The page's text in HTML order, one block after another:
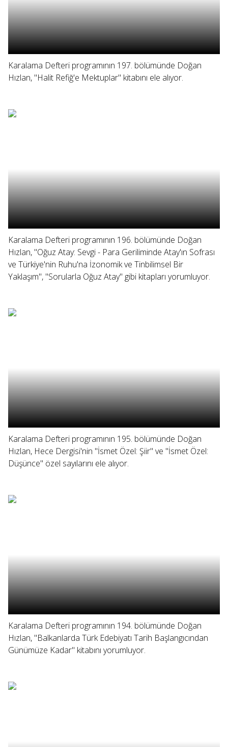
Karalama Defteri programının 197. bölümünde Doğan
Hızlan, "Halit Refiğ'e Mektuplar" kitabını ele alıyor.
Karalama Defteri programının 196. bölümünde Doğan
Hızlan, "Oğuz Atay: Sevgi - Para Geriliminde Atay'ın Sofrası
ve Türkiye'nin Ruhu'na İzonomik ve Tinbilimsel Bir
Yaklaşım", "Sorularla Oğuz Atay" gibi kitapları yorumluyor.
Karalama Defteri programının 195. bölümünde Doğan
Hızlan, Hece Dergisi'nin "İsmet Özel: Şiir" ve "İsmet Özel:
Düşünce" özel sayılarını ele alıyor.
Karalama Defteri programının 194. bölümünde Doğan
Hızlan, "Balkanlarda Türk Edebiyatı Tarih Başlangıcından
Günümüze Kadar" kitabını yorumluyor.